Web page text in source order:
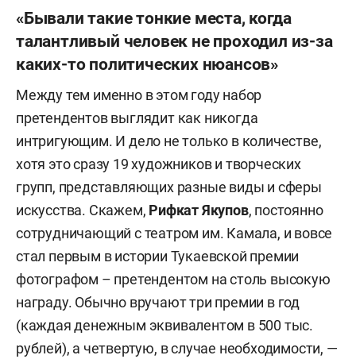
«Бывали такие тонкие места, когда
талантливый человек не проходил из-за
каких-то политических нюансов»
Между тем именно в этом году набор
претендентов выглядит как никогда
интригующим. И дело не только в количестве,
хотя это сразу 19 художников и творческих
групп, представляющих разные виды и сферы
искусства. Скажем, Рифкат Якупов, постоянно
сотрудничающий с театром им. Камала, и вовсе
стал первым в истории Тукаевской премии
фотографом – претендентом на столь высокую
награду. Обычно вручают три премии в год
(каждая денежным эквивалентом в 500 тыс.
рублей), а четвертую, в случае необходимости, —